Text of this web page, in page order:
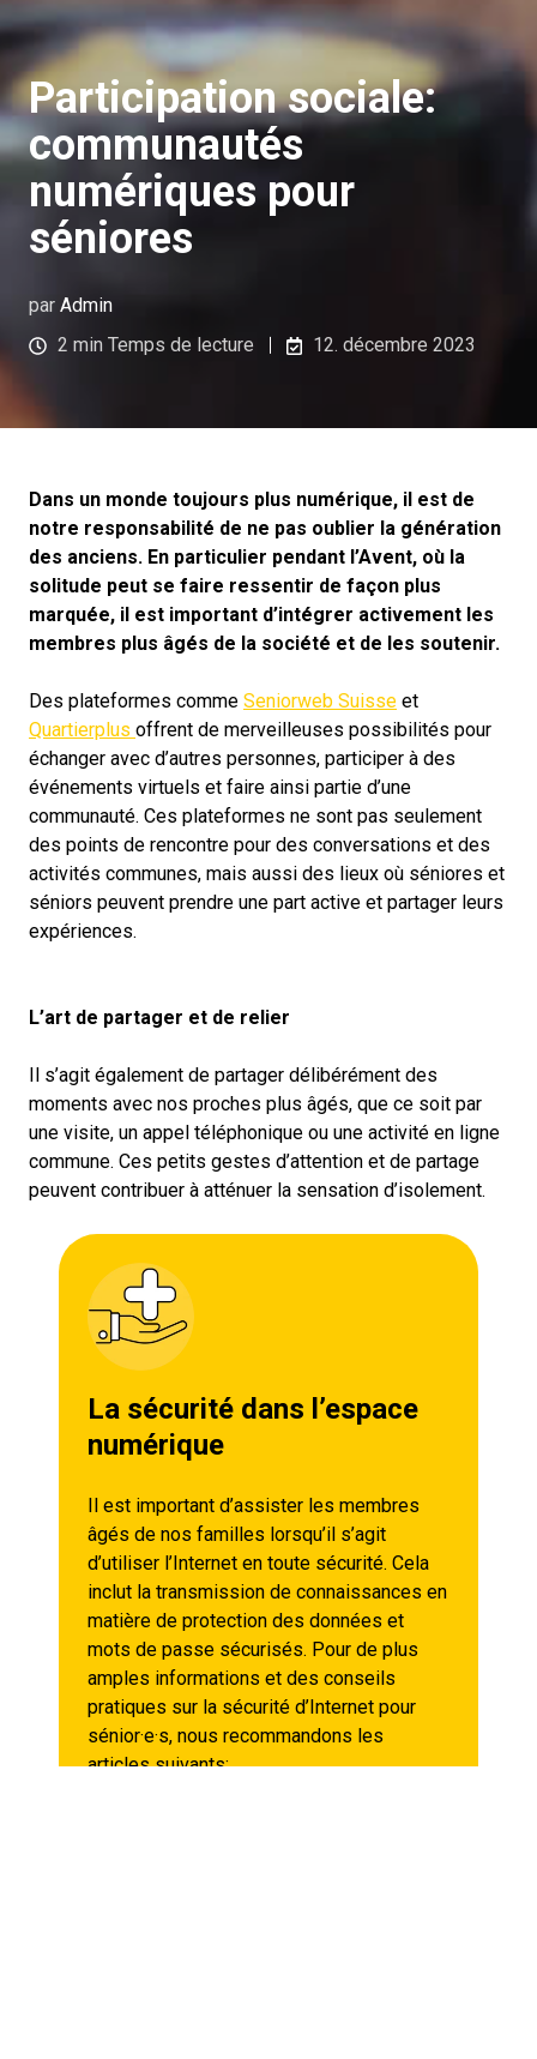
Participation sociale:
communautés
numériques pour
séniores
par Admin
2 min Temps de lecture
12. décembre 2023
Dans un monde toujours plus numérique, il est de
notre responsabilité de ne pas oublier la génération
des anciens. En particulier pendant l’Avent, où la
solitude peut se faire ressentir de façon plus
marquée, il est important d’intégrer activement les
membres plus âgés de la société et de les soutenir.
Des plateformes comme Seniorweb Suisse et
Quartierplus offrent de merveilleuses possibilités pour
échanger avec d’autres personnes, participer à des
événements virtuels et faire ainsi partie d’une
communauté. Ces plateformes ne sont pas seulement
des points de rencontre pour des conversations et des
activités communes, mais aussi des lieux où séniores et
séniors peuvent prendre une part active et partager leurs
expériences.
L’art de partager et de relier
Il s’agit également de partager délibérément des
moments avec nos proches plus âgés, que ce soit par
une visite, un appel téléphonique ou une activité en ligne
commune. Ces petits gestes d’attention et de partage
peuvent contribuer à atténuer la sensation d’isolement.
La sécurité dans l’espace
numérique
Il est important d’assister les membres
âgés de nos familles lorsqu’il s’agit
d’utiliser l’Internet en toute sécurité. Cela
inclut la transmission de connaissances en
matière de protection des données et
mots de passe sécurisés. Pour de plus
amples informations et des conseils
pratiques sur la sécurité d’Internet pour
sénior·e·s, nous recommandons les
articles suivants: